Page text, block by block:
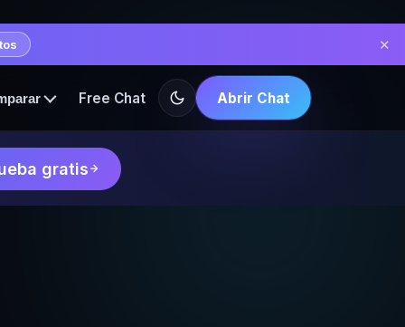
✕
Free Chat Abrir Chat
gratis